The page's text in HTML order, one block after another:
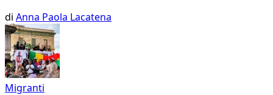
di Anna Paola Lacatena
Migranti